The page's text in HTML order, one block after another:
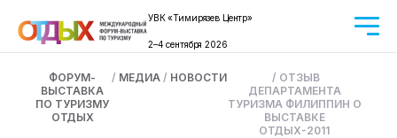
УВК «Тимирязев Центр»
2–4 сентября 2026
ФОРУМ-
ВЫСТАВКА
ПО ТУРИЗМУ
ОТДЫХ
/ МЕДИА / НОВОСТИ / ОТЗЫВ
ДЕПАРТАМЕНТА
ТУРИЗМА ФИЛИППИН О
ВЫСТАВКЕ
ОТДЫХ-2011